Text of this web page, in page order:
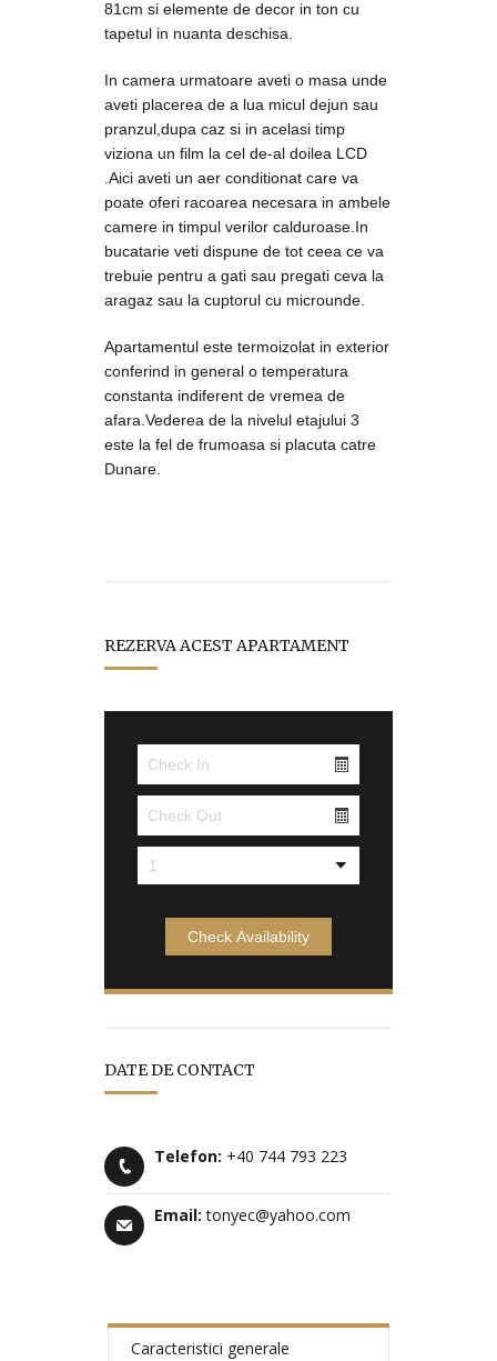
81cm si elemente de decor in ton cu
tapetul in nuanta deschisa.
In camera urmatoare aveti o masa unde
aveti placerea de a lua micul dejun sau
pranzul,dupa caz si in acelasi timp
viziona un film la cel de-al doilea LCD
.Aici aveti un aer conditionat care va
poate oferi racoarea necesara in ambele
camere in timpul verilor calduroase.In
bucatarie veti dispune de tot ceea ce va
trebuie pentru a gati sau pregati ceva la
aragaz sau la cuptorul cu microunde.
Apartamentul este termoizolat in exterior
conferind in general o temperatura
constanta indiferent de vremea de
afara.Vederea de la nivelul etajului 3
este la fel de frumoasa si placuta catre
Dunare.
REZERVA ACEST APARTAMENT
DATE DE CONTACT
Telefon: +40 744 793 223
Email: tonyec@yahoo.com
Caracteristici generale